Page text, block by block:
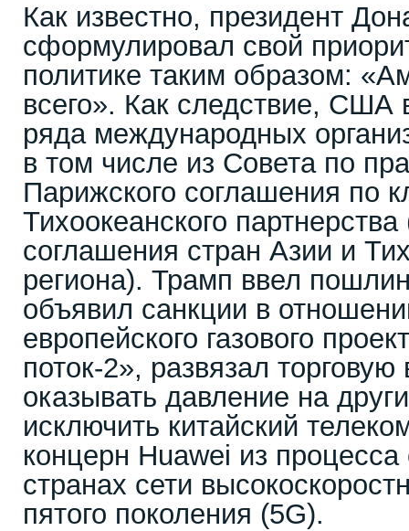
Как известно, президент
сформулировал свой
политике таким образом:
всего». Как следствие, США
ряда международных
в том числе из Совета по
Парижского соглашения по
Тихоокеанского партнерства
соглашения стран Азии и
региона). Трамп ввел
объявил санкции в
европейского газового
поток-2», развязал
оказывать давление на
исключить китайский
концерн Huawei из процесса
странах сети
пятого поколения (5G).